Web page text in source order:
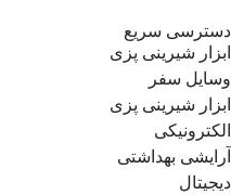
دسترسی سریع
ابزار شیرینی پزی
وسایل سفر
ابزار شیرینی پزی
الکترونیکی
آرایشی بهداشتی
دیجیتال